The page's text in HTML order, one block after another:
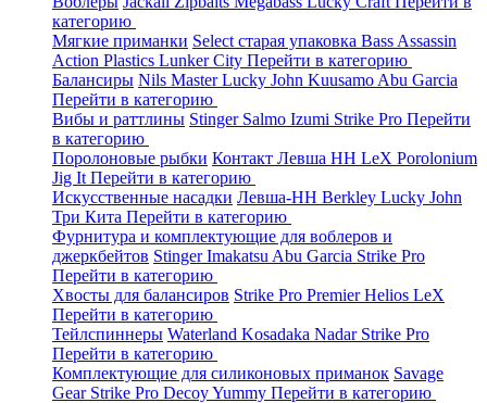
категорию
Мягкие приманки Select старая упаковка Bass Assassin
Action Plastics Lunker City Перейти в категорию
Балансиры Nils MasterLucky John Kuusamo Abu Garcia
Перейти в категорию
Вибы и раттлины Stinger Salmo Izumi Strike Pro Перейти
в категорию
Поролоновые рыбки Контакт Левша НН LeX Porolonium
Jig It Перейти в категорию
Искусственные насадки Левша-НН Berkley Lucky John
Три Кита Перейти в категорию
Фурнитура и комплектующие для воблеров и
джеркбейтов StingerImakatsu Abu Garcia Strike Pro
Перейти в категорию
Хвосты для балансиров Strike Pro PremierHelios LeX
Перейти в категорию
Тейлспиннеры Waterland Kosadaka Nadar Strike Pro
Перейти в категорию
Комплектующие для силиконовых приманок Savage
Gear Strike Pro DecoyYummy Перейти в категорию